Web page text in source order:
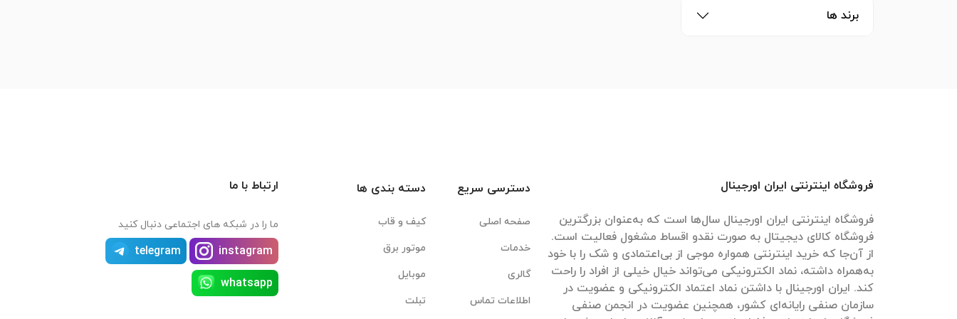
برند ها
فروشگاه اینترنتی ایران اورجینال
فروشگاه اینترنتی ایران اورجینال سال‌ها است که به‌عنوان بزرگترین
فروشگاه کالای دیجیتال به صورت نقدو اقساط مشغول فعالیت است.
از آن‌جا که خرید اینترنتی همواره موجی از بی‌اعتمادی و شک را با خود
به‌همراه داشته، نماد الکترونیکی می‌تواند خیال خیلی از افراد را راحت
کند. ایران اورجینال با داشتن نماد اعتماد الکترونیکی و عضویت در
سازمان صنفی رایانه‌ای کشور، همچنین عضویت در انجمن صنفی
دسترسی سریع
صفحه اصلی
خدمات
گالری
اطلاعات تماس
دسته بندی ها
کیف و قاب
موتور برق
موبایل
تبلت
ارتباط با ما
ما را در شبکه های اجتماعی دنبال کنید
instagram
telegram
whatsapp